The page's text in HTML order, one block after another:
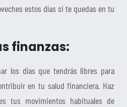
estos días si te quedas en tu
finanzas:
los días que tendrás libres para
en tu salud financiera. Haz
tus movimientos habituales de